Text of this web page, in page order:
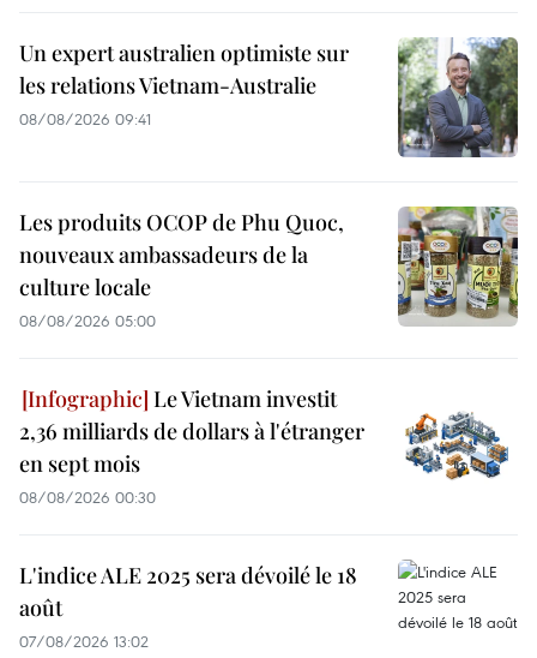
Un expert australien optimiste sur
les relations Vietnam-Australie
08/08/2026 09:41
Les produits OCOP de Phu Quoc,
nouveaux ambassadeurs de la
culture locale
08/08/2026 05:00
Le Vietnam investit
2,36 milliards de dollars à l'étranger
en sept mois
08/08/2026 00:30
L'indice ALE 2025 sera dévoilé le 18
août
07/08/2026 13:02